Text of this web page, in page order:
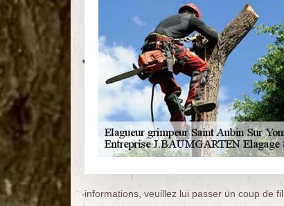
informations, veuillez lui passer un coup de fil.